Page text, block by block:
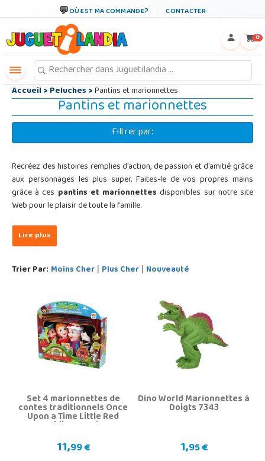
OÙ EST MA COMMANDE? CONTACTER
0
Accueil>Peluches>Pantins et marionnettes
Pantins et marionnettes
Filtrer par:
Recréez des histoires remplies d'action, de passion et d'amitié grâce
aux personnages les plus super. Faites-le de vos propres mains
grâce à ces pantins et marionnettes disponibles sur notre site
Web pour le plaisir de toute la famille.
Trier Par: Moins Cher | Plus Cher | Nouveauté
Set 4 marionnettes de
contes traditionnels Once
Upon a Time Little Red
Riding Hood
11,99 €
Dino World Marionnettes à
Doigts 7343
1,95 €